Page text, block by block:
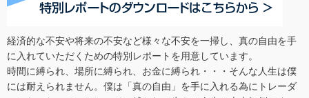
経済的な不安や将来の不安など様々な不安を一掃し、真の自由を手
に入れていただくための特別レポートを用意しています。
時間に縛られ、場所に縛られ、お金に縛られ・・・そんな人生は僕
には耐えられません。僕は「真の自由」を手に入れる為にトレーダ